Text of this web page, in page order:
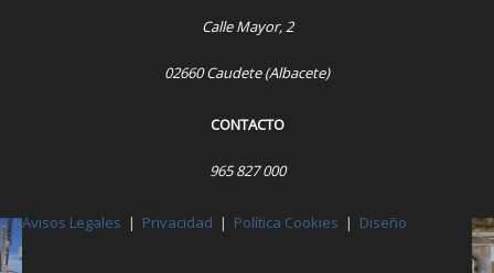
Calle Mayor, 2
02660 Caudete (Albacete)
CONTACTO
965 827 000
Avisos Legales | Privacidad | Política Cookies | Diseño